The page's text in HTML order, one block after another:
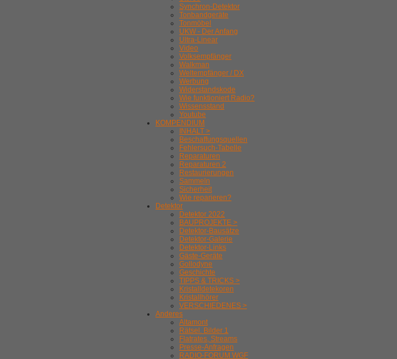
Synchron-Detektor
Tonbandgeräte
Tonmöbel
UKW - Der Anfang
Ultra-Linear
Video
Volksempfänger
Walkman
Weltempfänger / DX
Werbung
Widerstandskode
Wie funktioniert Radio?
Wissensstand
Youtube
KOMPENDIUM
INHALT >
Beschaffungsquellen
Fehlersuch-Tabelle
Reparaturen
Reparaturen 2
Restaurierungen
Sammeln
Sicherheit
Wie reparieren?
Detektor
Detektor 2022
BAUPROJEKTE >
Detektor-Bausätze
Detektor-Galerie
Detektor-Links
Gäste-Geräte
Gollodyne
Geschichte
TIPPS & TRICKS >
Kristalldetekoren
Kristallhörer
VERSCHIEDENES >
Anderes
Altamont
Rätsel. Bilder 1
Flatrates, Streams
Presse-Anfragen
RADIO-FORUM WGF